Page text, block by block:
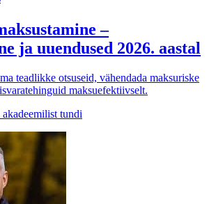
–
ja uuendused 2026. aastal
teadlikke otsuseid, vähendada maksuriske
maksuefektiivselt.
akadeemilist tundi